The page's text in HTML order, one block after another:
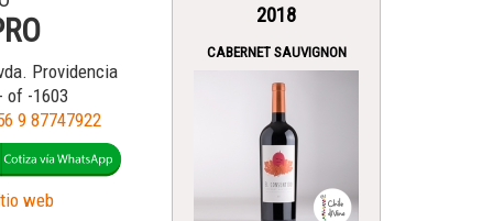
Providencia
of -1603
9 87747922
web
2018
CABERNET SAUVIGNON